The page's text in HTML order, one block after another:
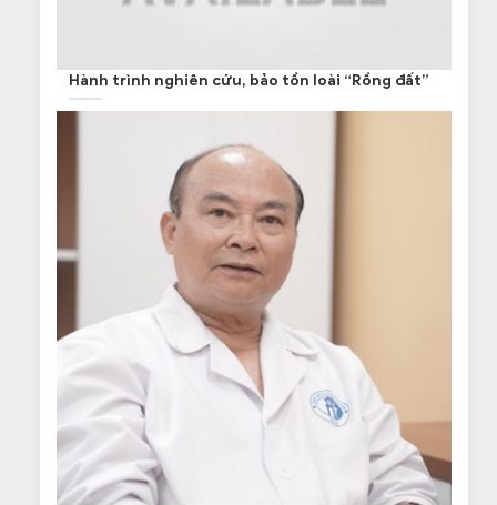
Hành trình nghiên cứu, bảo tồn loài “Rồng đất”